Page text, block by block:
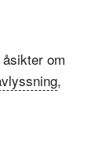
om
,